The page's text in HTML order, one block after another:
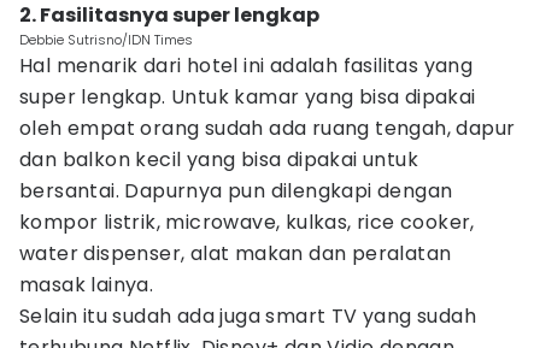
2. Fasilitasnya super lengkap
Debbie Sutrisno/IDN Times
Hal menarik dari hotel ini adalah fasilitas yang
super lengkap. Untuk kamar yang bisa dipakai
oleh empat orang sudah ada ruang tengah, dapur
dan balkon kecil yang bisa dipakai untuk
bersantai. Dapurnya pun dilengkapi dengan
kompor listrik, microwave, kulkas, rice cooker,
water dispenser, alat makan dan peralatan
masak lainya.
Selain itu sudah ada juga smart TV yang sudah